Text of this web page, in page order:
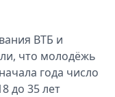
ВТБ и
что молодёжь
года число
до 35 лет